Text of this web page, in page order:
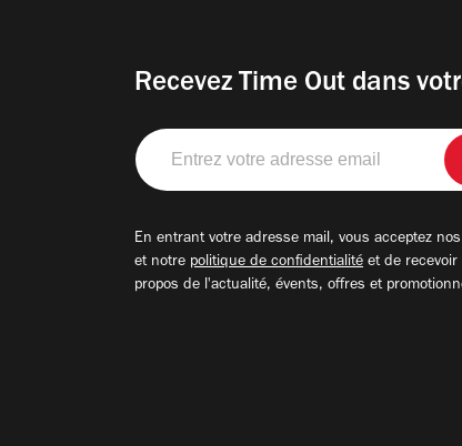
Recevez Time Out dans
Entrez
votre
adresse
En entrant votre adresse mail, vous acceptez nos
et notre politique de confidentialité et de recevoir
propos de l'actualité, évents, offres et